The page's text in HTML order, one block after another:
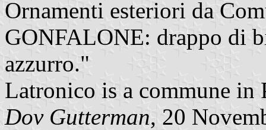
Ornamenti esteriori da
GONFALONE: drappo di
azzurro."
Latronico is a commune in
Dov Gutterman, 20